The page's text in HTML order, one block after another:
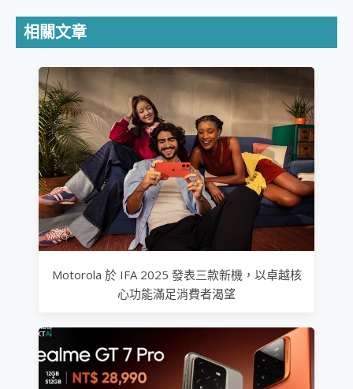
相關文章
Motorola 於 IFA 2025 發表三款新機，以卓越核
心功能滿足消費者渴望